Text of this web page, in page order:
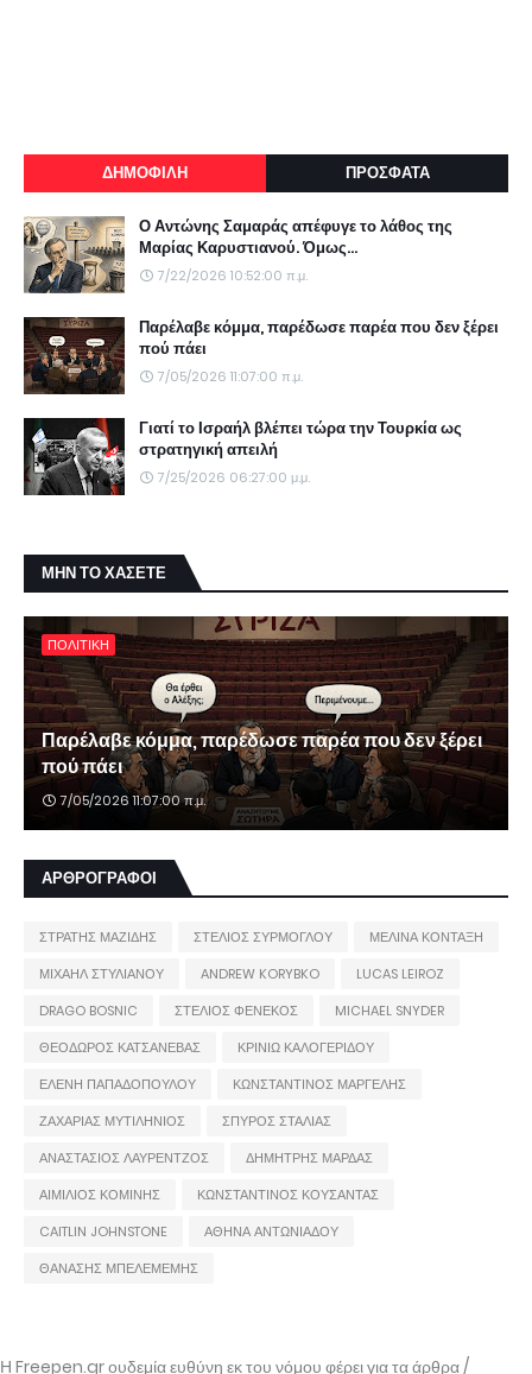
ΔΗΜΟΦΙΛΗ ΠΡΟΣΦΑΤΑ
Ο Αντώνης Σαμαράς απέφυγε το λάθος της
Μαρίας Καρυστιανού. Όμως...
7/22/2026 10:52:00 π.μ.
Παρέλαβε κόμμα, παρέδωσε παρέα που δεν ξέρει
πού πάει
7/05/2026 11:07:00 π.μ.
Γιατί το Ισραήλ βλέπει τώρα την Τουρκία ως
στρατηγική απειλή
7/25/2026 06:27:00 μ.μ.
ΜΗΝ ΤΟ ΧΑΣΕΤΕ
ΠΟΛΙΤΙΚΗ
Παρέλαβε κόμμα, παρέδωσε παρέα που δεν ξέρει
πού πάει
7/05/2026 11:07:00 π.μ.
ΑΡΘΡΟΓΡΑΦΟΙ
ΣΤΡΑΤΗΣ ΜΑΖΙΔΗΣ ΣΤΕΛΙΟΣ ΣΥΡΜΟΓΛΟΥ
ΜΕΛΙΝΑ ΚΟΝΤΑΞΗ
ΜΙΧΑΗΛ ΣΤΥΛΙΑΝΟΥ
ANDREW KORYBKO
LUCAS LEIROZ
DRAGO BOSNIC
ΣΤΕΛΙΟΣ ΦΕΝΕΚΟΣ
MICHAEL SNYDER
ΘΕΟΔΩΡΟΣ ΚΑΤΣΑΝΕΒΑΣ
ΚΡΙΝΙΩ ΚΑΛΟΓΕΡΙΔΟΥ
ΕΛΕΝΗ ΠΑΠΑΔΟΠΟΥΛΟΥ
ΚΩΝΣΤΑΝΤΙΝΟΣ ΜΑΡΓΕΛΗΣ
ΖΑΧΑΡΙΑΣ ΜΥΤΙΛΗΝΙΟΣ
ΣΠΥΡΟΣ ΣΤΑΛΙΑΣ
ΑΝΑΣΤΑΣΙΟΣ ΛΑΥΡΕΝΤΖΟΣ
ΔΗΜΗΤΡΗΣ ΜΑΡΔΑΣ
ΑΙΜΙΛΙΟΣ ΚΟΜΙΝΗΣ
ΚΩΝΣΤΑΝΤΙΝΟΣ ΚΟΥΣΑΝΤΑΣ
CAITLIN JOHNSTONE
ΑΘΗΝΑ ΑΝΤΩΝΙΑΔΟΥ
ΘΑΝΑΣΗΣ ΜΠΕΛΕΜΕΜΗΣ
Η Freepen.gr ουδεμία ευθύνη εκ του νόμου φέρει για τα άρθρα /